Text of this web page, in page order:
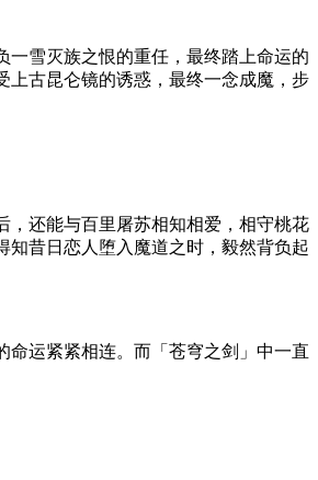
一雪灭族之恨的重任，最终踏上命运的
上古昆仑镜的诱惑，最终一念成魔，步
，还能与百里屠苏相知相爱，相守桃花
昔日恋人堕入魔道之时，毅然背负起
命运紧紧相连。而「苍穹之剑」中一直